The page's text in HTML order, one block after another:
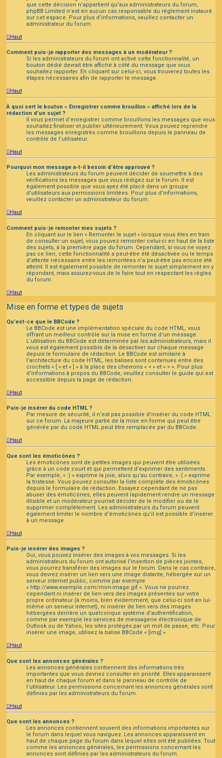
que cette décision n’appartient qu’aux administrateurs du forum,
phpBB Limited n’est en aucun cas responsable du règlement instauré
sur cet espace. Pour plus d’informations, veuillez contacter un
administrateur du forum.
Haut
Comment puis-je rapporter des messages à un modérateur ?
Si les administrateurs du forum ont activé cette fonctionnalité, un
bouton dédié devrait être affiché à côté du message que vous
souhaitez rapporter. En cliquant sur celui-ci, vous trouverez toutes les
étapes nécessaires afin de rapporter le message.
Haut
À quoi sert le bouton « Enregistrer comme brouillon » affiché lors de la
rédaction d’un sujet ?
Il vous permet d’enregistrer comme brouillons les messages que vous
souhaitez finaliser et publier ultérieurement. Vous pouvez reprendre
les messages enregistrés comme brouillons depuis le panneau de
contrôle de l’utilisateur.
Haut
Pourquoi mon message a-t-il besoin d’être approuvé ?
Les administrateurs du forum peuvent décider de soumettre à des
vérifications les messages que vous rédigez sur le forum. Il est
également possible que vous ayez été placé dans un groupe
d’utilisateurs aux permissions limitées. Pour plus d’informations,
veuillez contacter un administrateur du forum.
Haut
Comment puis-je remonter mes sujets ?
En cliquant sur le lien « Remonter le sujet » lorsque vous êtes en train
de consulter un sujet, vous pouvez remonter celui-ci en haut de la liste
des sujets, à la première page du forum. Cependant, si vous ne voyez
pas ce lien, cette fonctionnalité a peut-être été désactivée ou le temps
d’attente nécessaire entre les remontées n’a peut-être pas encore été
atteint. Il est également possible de remonter le sujet simplement en y
répondant, mais assurez-vous de le faire tout en respectant les règles
du forum.
Haut
Mise en forme et types de sujets
Qu’est-ce que le BBCode ?
Le BBCode est une implémentation spéciale du code HTML, vous
offrant un meilleur contrôle sur la mise en forme d’un message.
L’utilisation du BBCode est déterminée par les administrateurs, mais il
vous est également possible de la désactiver sur chaque message
depuis le formulaire de rédaction. Le BBCode est similaire à
l’architecture du code HTML, les balises sont contenues entre des
crochets « [ » et « ] » à la place des chevrons « < » et « > ». Pour plus
d’informations à propos du BBCode, veuillez consulter le guide qui est
accessible depuis la page de rédaction.
Haut
Puis-je insérer du code HTML ?
Par mesure de sécurité, il n’est pas possible d’insérer du code HTML
sur ce forum. La majeure partie de la mise en forme qui peut être
générée par du code HTML peut être remplacée par du BBCode.
Haut
Que sont les émoticônes ?
Les émoticônes sont de petites images qui peuvent être utilisées
grâce à un code court et qui permettent d’exprimer des sentiments.
Par exemple, « :) » exprime la joie, alors qu’au contraire, « :( » exprime
la tristesse. Vous pouvez consulter la liste complète des émoticônes
depuis le formulaire de rédaction. Essayez cependant de ne pas
abuser des émoticônes, elles peuvent rapidement rendre un message
illisible et un modérateur pourrait décider de le modifier ou de le
supprimer complètement. Les administrateurs du forum peuvent
également limiter le nombre d’émoticônes qu’il est possible d’insérer
à un message.
Haut
Puis-je insérer des images ?
Oui, vous pouvez insérer des images à vos messages. Si les
administrateurs du forum ont autorisé l’insertion de pièces jointes,
vous pourrez transférer des images sur le forum. Dans le cas contraire,
vous devrez insérer un lien vers une image distante, hébergée sur un
serveur internet public, comme par exemple
« http://www.exemple.com/mon-image.gif ». Vous ne pourrez
cependant ni insérer de lien vers des images présentes sur votre
propre ordinateur (à moins, bien évidemment, que celui-ci soit en lui-
même un serveur internet), ni insérer de lien vers des images
hébergées derrière un quelconque système d’authentification,
comme par exemple les services de messagerie électronique de
Outlook ou de Yahoo, les sites protégés par un mot de passe, etc. Pour
insérer une image, utilisez la balise BBCode « [img] ».
Haut
Que sont les annonces générales ?
Les annonces générales contiennent des informations très
importantes que vous devriez consulter en priorité. Elles apparaissent
en haut de chaque forum et dans le panneau de contrôle de
l’utilisateur. Les permissions concernant les annonces générales sont
définies par les administrateurs du forum.
Haut
Que sont les annonces ?
Les annonces contiennent souvent des informations importantes sur
le forum dans lequel vous naviguez. Les annonces apparaissent en
haut de chaque page du forum dans lequel elles ont été publiées. Tout
comme les annonces générales, les permissions concernant les
annonces sont définies par les administrateurs du forum.